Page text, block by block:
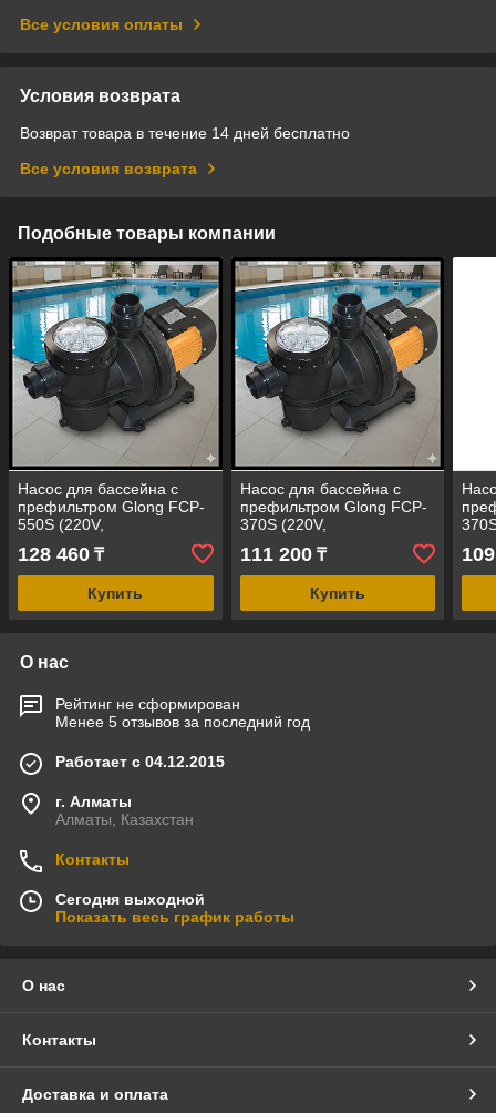
Все условия оплаты
Условия возврата
Возврат товара в течение 14 дней бесплатно
Все условия возврата
Подобные товары компании
Насос для бассейна c
префильтром Glong FCP-
550S (220V,
производительность =
13,5 м³/ч, 0,55 кВт, 0,75
HP)
128 460 ₸
Купить
Насос для бассейна c
префильтром Glong FCP-
370S (220V,
производительность = 10
м³/ч, 0,37 кВт, 0,5 HP)
111 200₸
Купить
м³/
О нас
Рейтинг не сформирован
Менее 5 отзывов за последний год
Работает с 04.12.2015
г. Алматы
Алматы, Казахстан
Контакты
Сегодня выходной
Показать весь график работы
О нас
Контакты
Доставка и оплата